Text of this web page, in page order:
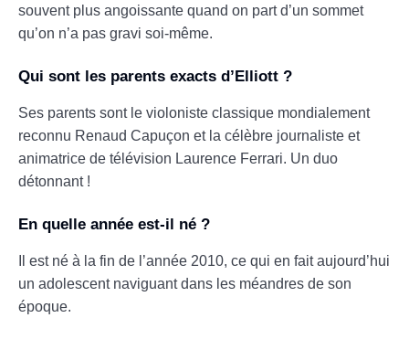
souvent plus angoissante quand on part d’un sommet
qu’on n’a pas gravi soi-même.
Qui sont les parents exacts d’Elliott ?
Ses parents sont le violoniste classique mondialement
reconnu Renaud Capuçon et la célèbre journaliste et
animatrice de télévision Laurence Ferrari. Un duo
détonnant !
En quelle année est-il né ?
Il est né à la fin de l’année 2010, ce qui en fait aujourd’hui
un adolescent naviguant dans les méandres de son
époque.